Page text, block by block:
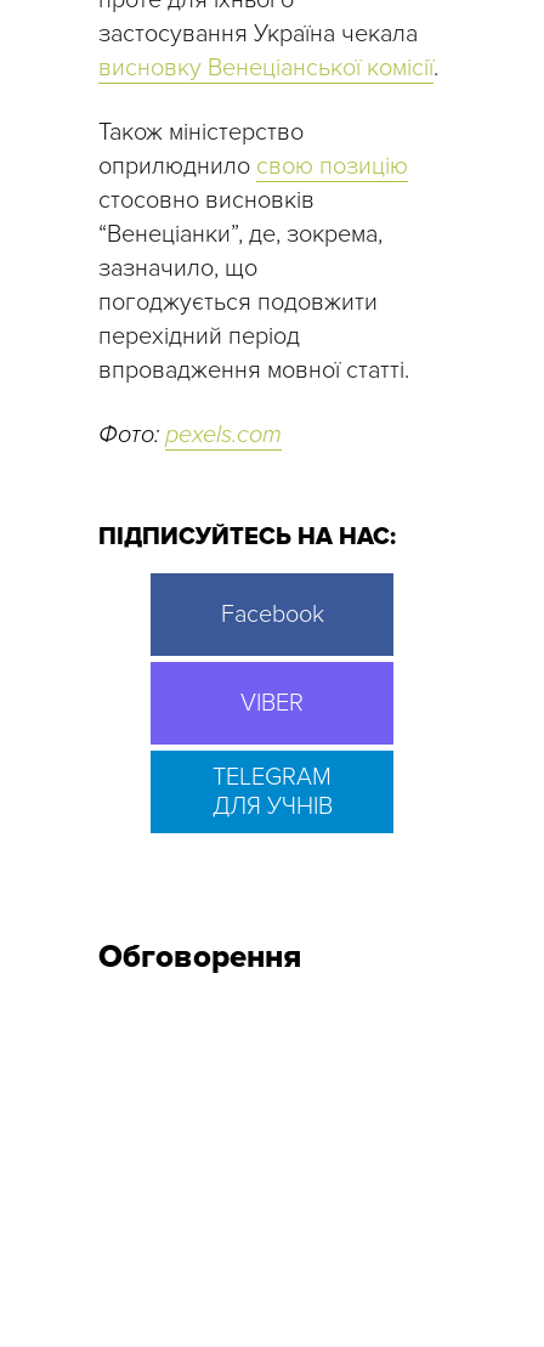
застосування Україна чекала
висновку Венеціанської комісії.
Також міністерство
оприлюднило свою позицію
стосовно висновків
“Венеціанки”, де, зокрема,
зазначило, що
погоджується подовжити
перехідний період
впровадження мовної статті.
Фото: pexels.com
ПІДПИСУЙТЕСЬ НА НАС:
Facebook
VIBER
TELEGRAM
ДЛЯ УЧНІВ
Обговорення